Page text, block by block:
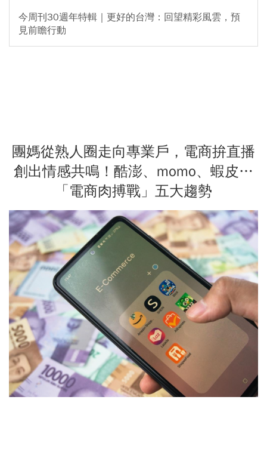
今周刊30週年特輯｜更好的台灣：回望精彩風雲，預
見前瞻行動
團媽從熟人圈走向專業戶，電商拚直播
創出情感共鳴！酷澎、momo、蝦皮…
「電商肉搏戰」五大趨勢